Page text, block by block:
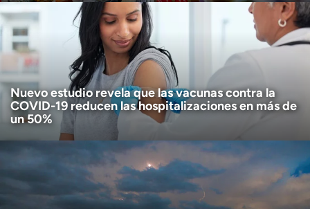
Nuevo estudio revela que las vacunas contra la
COVID-19 reducen las hospitalizaciones en más de
un 50%